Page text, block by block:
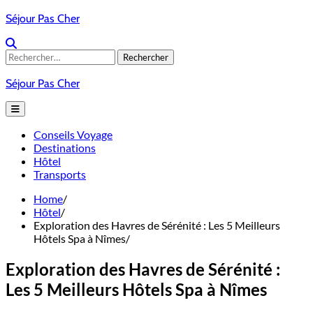
Skip
content
Séjour Pas Cher
Rechercher :
Séjour Pas Cher
Conseils Voyage
Destinations
Hôtel
Transports
Home
Hôtel
Exploration des Havres de Sérénité : Les 5 Meilleurs
Hôtels Spa à Nîmes
Exploration des Havres de Sérénité :
Les 5 Meilleurs Hôtels Spa à Nîmes